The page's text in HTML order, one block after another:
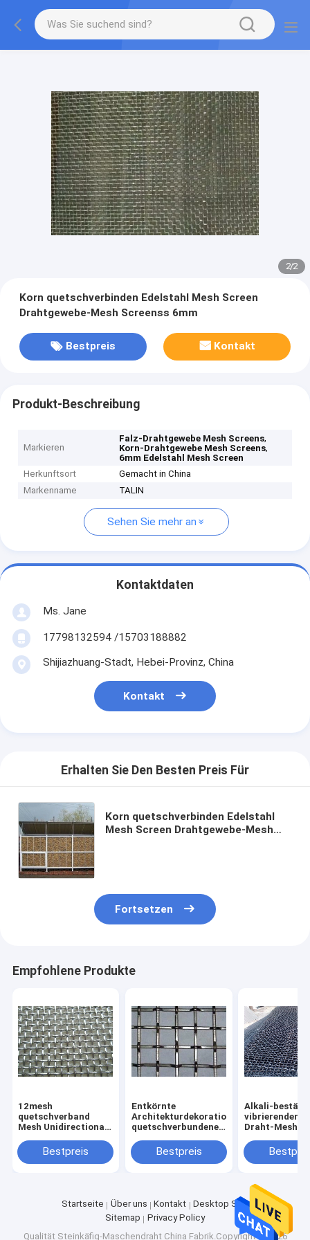
2/2
Korn quetschverbinden Edelstahl Mesh Screen
Drahtgewebe-Mesh Screenss 6mm
Bestpreis Kontakt
Produkt-Beschreibung
Markieren
Falz-Drahtgewebe Mesh Screens,
Korn-Drahtgewebe Mesh Screens,
6mm Edelstahl Mesh Screen
Herkunftsort
Gemacht in China
Markenname
TALIN
Sehen Sie mehr an
Kontaktdaten
Ms. Jane
17798132594 /15703188882
Shijiazhuang-Stadt, Hebei-Provinz, China
Kontakt
Erhalten Sie Den Besten Preis Für
Korn quetschverbinden Edelstahl
Mesh Screen Drahtgewebe-Mesh
Fortsetzen
Empfohlene Produkte
12mesh
quetschverband
Mesh Unidirectional
Galvanized
Bestpreis
Entkörnte
Architekturdekoration
quetschverbundener
And Double Sided-
Pickel
Bestpreis
Alkali-
vibrierender
Draht-Mesh
Bending
langlebiges
Startseite Über uns Kontakt
Desktop Site
Sitemap
Privacy Policy
Qualität Steinkäfig-MaschendrahtChina Fabrik.Copyright © 2026